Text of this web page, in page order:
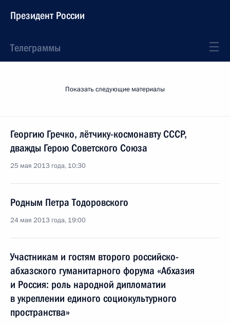
Президент России
Телеграммы
Показать следующие материалы
Георгию Гречко, лётчику-космонавту СССР,
дважды Герою Советского Союза
25 мая 2013 года, 10:30
Родным Петра Тодоровского
24 мая 2013 года, 19:00
Участникам и гостям второго российско-
абхазского гуманитарного форума «Абхазия
и Россия: роль народной дипломатии
в укреплении единого социокультурного
пространства»